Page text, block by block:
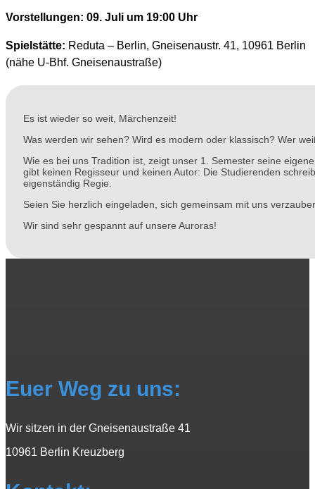
Vorstellungen: 09. Juli um 19:00 Uhr
Spielstätte: Reduta – Berlin, Gneisenaustr. 41, 10961 Berlin
(nähe U-Bhf. Gneisenaustraße)
Es ist wieder so weit, Märchenzeit!
Was werden wir sehen? Wird es modern oder klassisch? Wer
Wie es bei uns Tradition ist, zeigt unser 1. Semester seine
gibt keinen Regisseur und keinen Autor: Die Studierenden
eigenständig Regie.
Seien Sie herzlich eingeladen, sich gemeinsam mit uns
Wir sind sehr gespannt auf unsere Auroras!
Euer Weg zu uns:
Wir sitzen in der Gneisenaustraße 41
10961 Berlin Kreuzberg